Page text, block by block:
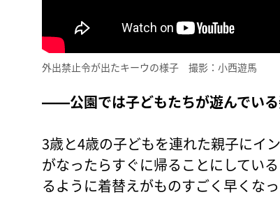
外出禁止令が出たキーウの様子 撮影：小西遊馬
――公園では子どもたちが遊んでいる
3歳と4歳の子どもを連れた親子にイ
がなったらすぐに帰ることにしてい
るように着替えがものすごく早くなっ